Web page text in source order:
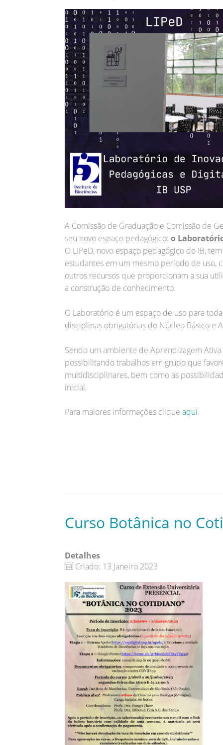
A Comissão de Graduação e Comissão de
seu novo espaço pedagógico: o
O LIPeD, novo espaço pedagógico do IB,
estudantes em um mesmo período de uso,
outros recursos que proporcionam a sua
a construção de conhecimento.
O Laboratório é um espaço de uso para
disciplinas obrigatórias do Núcleo Básico e
Sendo um ambiente de Aprendizagem
possibilitando trabalhos em grupo que
multidisciplinares, bem como as
inicial.
Para maiores informações clique aqui.
Curso Botânica no
Detalhes
Criado: 13 Janeiro 2023